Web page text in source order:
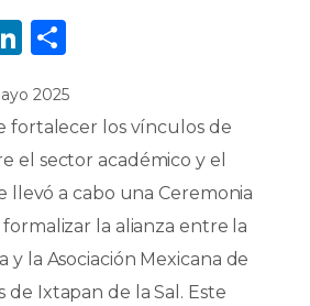
Li
k
e
dI
n
m
p
ar
ti
r
2025
fortalecer los vínculos de
el sector académico y el
llevó a cabo una Ceremonia
la alianza entre la
y la Asociación Mexicana de
de Ixtapan de la Sal. Este